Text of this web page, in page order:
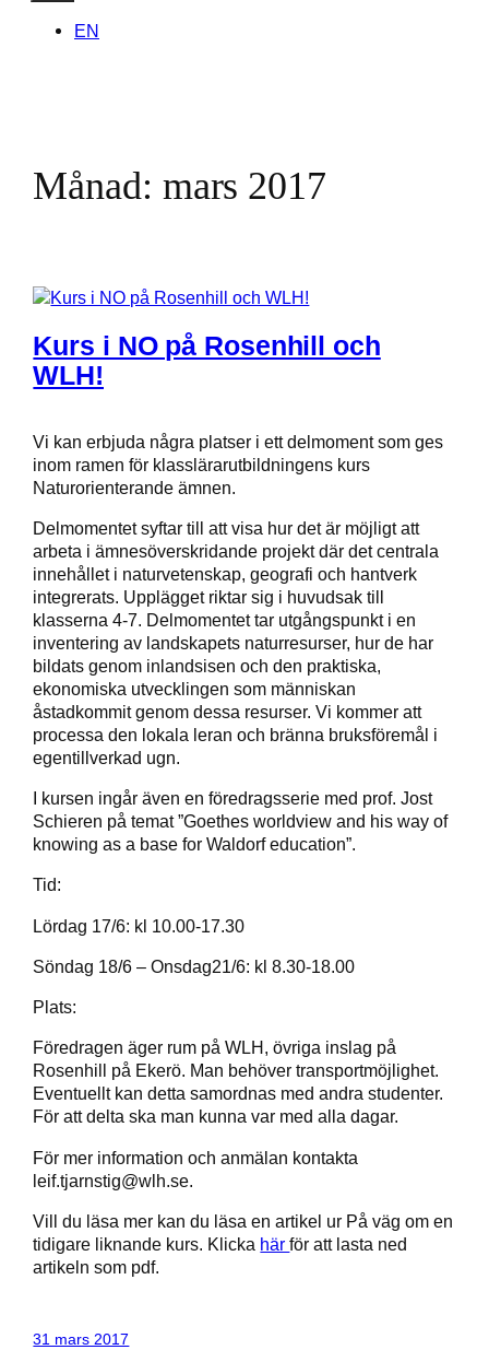
EN
Månad: mars 2017
Kurs i NO på Rosenhill och
WLH!
Vi kan erbjuda några platser i ett delmoment som ges
inom ramen för klasslärarutbildningens kurs
Naturorienterande ämnen.
Delmomentet syftar till att visa hur det är möjligt att
arbeta i ämnesöverskridande projekt där det centrala
innehållet i naturvetenskap, geografi och hantverk
integrerats. Upplägget riktar sig i huvudsak till
klasserna 4-7. Delmomentet tar utgångspunkt i en
inventering av landskapets naturresurser, hur de har
bildats genom inlandsisen och den praktiska,
ekonomiska utvecklingen som människan
åstadkommit genom dessa resurser. Vi kommer att
processa den lokala leran och bränna bruksföremål i
egentillverkad ugn.
I kursen ingår även en föredragsserie med prof. Jost
Schieren på temat ”Goethes worldview and his way of
knowing as a base for Waldorf education”.
Tid:
Lördag 17/6: kl 10.00-17.30
Söndag 18/6 – Onsdag21/6: kl 8.30-18.00
Plats:
Föredragen äger rum på WLH, övriga inslag på
Rosenhill på Ekerö. Man behöver transportmöjlighet.
Eventuellt kan detta samordnas med andra studenter.
För att delta ska man kunna var med alla dagar.
För mer information och anmälan kontakta
leif.tjarnstig@wlh.se.
Vill du läsa mer kan du läsa en artikel ur På väg om en
tidigare liknande kurs. Klicka härför att lasta ned
artikeln som pdf.
31 mars 2017